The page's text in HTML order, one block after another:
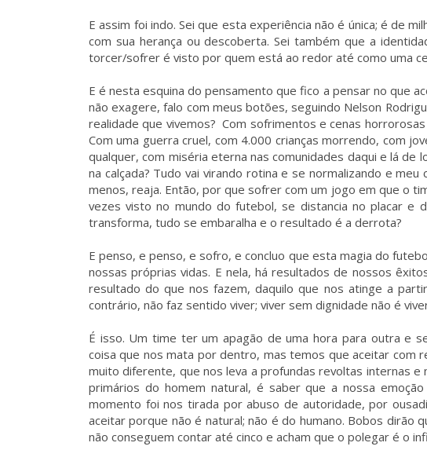
E assim foi indo. Sei que esta experiência não é única; é de
com sua herança ou descoberta. Sei também que a
torcer/sofrer é visto por quem está ao redor até como uma
E é nesta esquina do pensamento que fico a pensar no que
não exagere, falo com meus botões, seguindo Nelson
realidade que vivemos? Com sofrimentos e cenas
Com uma guerra cruel, com 4.000 crianças morrendo, com
qualquer, com miséria eterna nas comunidades daqui e lá de
na calçada? Tudo vai virando rotina e se normalizando e
menos, reaja. Então, por que sofrer com um jogo em que o
vezes visto no mundo do futebol, se distancia no placar e
transforma, tudo se embaralha e o resultado é a derrota?
E penso, e penso, e sofro, e concluo que esta magia do
nossas próprias vidas. E nela, há resultados de nossos
resultado do que nos fazem, daquilo que nos atinge a
contrário, não faz sentido viver; viver sem dignidade não é
É isso. Um time ter um apagão de uma hora para outra e
coisa que nos mata por dentro, mas temos que aceitar com
muito diferente, que nos leva a profundas revoltas internas
primários do homem natural, é saber que a nossa
momento foi nos tirada por abuso de autoridade, por
aceitar porque não é natural; não é do humano. Bobos dirão
não conseguem contar até cinco e acham que o polegar é o